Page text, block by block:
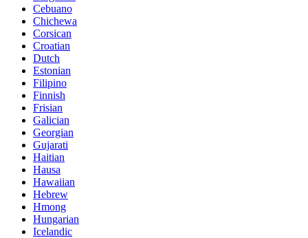
Cebuano
Chichewa
Corsican
Croatian
Dutch
Estonian
Filipino
Finnish
Frisian
Galician
Georgian
Gujarati
Haitian
Hausa
Hawaiian
Hebrew
Hmong
Hungarian
Icelandic